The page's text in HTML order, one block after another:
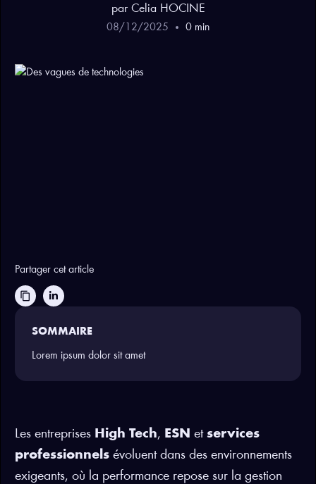
par Celia HOCINE
08/ 12/2025 0 min
Partager cet article
content_copy
SOMMAIRE
Lorem ipsum dolor sit amet
Les entreprises High Tech, ESN et services
professionnels évoluent dans des environnements
exigeants, où la performance repose sur la gestion